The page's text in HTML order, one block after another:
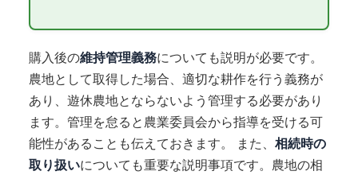
購入後の維持管理義務についても説明が必要です。
農地として取得した場合、適切な耕作を行う義務が
あり、遊休農地とならないよう管理する必要があり
ます。管理を怠ると農業委員会から指導を受ける可
能性があることも伝えておきます。 また、 相続時の
取り扱いについても重要な説明事項です。農地の相